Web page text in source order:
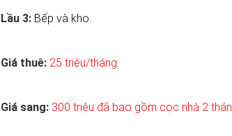
Lầu 3:Bếp và kho.
Giá thuê: 25 triệu/tháng
Giá sang: 300 triệu đã bao gồm cọc nhà 2